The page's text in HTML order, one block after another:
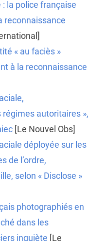
la police française
reconnaissance
« au faciès »
à la reconnaissance
autoritaires »,
[Le Nouvel Obs]
déployée sur les
de l’ordre,
selon « Disclose »
photographiés en
dans les
inquiète [Le